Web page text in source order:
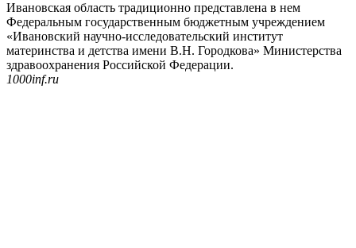
Ивановская область традиционно представлена в нем
Федеральным государственным бюджетным учреждением
«Ивановский научно-исследовательский институт
материнства и детства имени В.Н. Городкова» Министерства
здравоохранения Российской Федерации.
1000inf.ru